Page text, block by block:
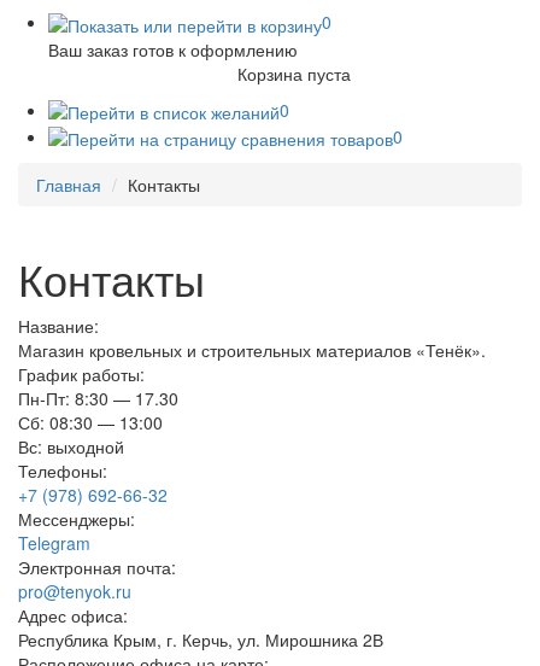
0
Ваш заказ готов к оформлению
Корзина пуста
0
0
Главная Контакты
Контакты
Название:
Магазин кровельных и строительных материалов «Тенёк».
График работы:
Пн-Пт: 8:30 — 17.30
Сб: 08:30 — 13:00
Вс: выходной
Телефоны:
+7 (978) 692-66-32
Мессенджеры:
Telegram
Электронная почта:
pro@tenyok.ru
Адрес офиса:
Республика Крым, г. Керчь, ул. Мирошника 2В